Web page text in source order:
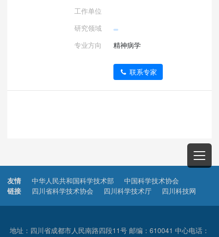
工作单位
研究领域
专业方向
精神病学
联系专家
友情
链接
中华人民共和国科学技术部
中国科学技术协会
四川省科学技术协会
四川科学技术厅 四川科技网
地址：四川省成都市人民南路四段11号 邮编：610041 中心电话：